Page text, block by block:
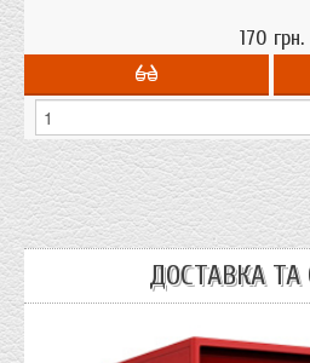
170 грн.
ДОСТАВКА ТА